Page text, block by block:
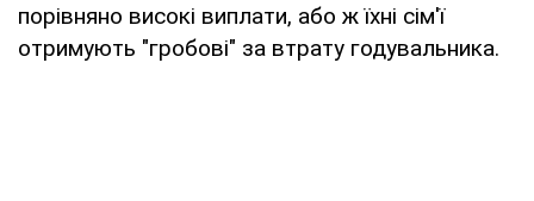
порівняно високі виплати, або ж їхні сім'ї
отримують "гробові" за втрату годувальника.